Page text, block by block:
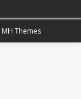
MH Themes